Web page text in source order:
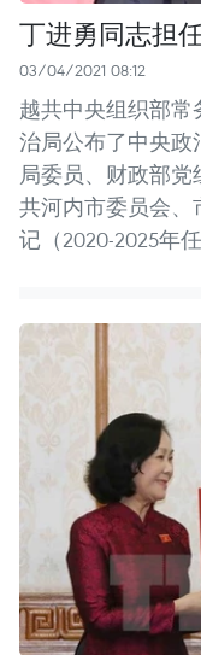
丁进勇同志担
03/04/2021 08:12
越共中央组织部常
治局公布了中央
局委员、财政部
共河内市委员会、
记（2020-2025年